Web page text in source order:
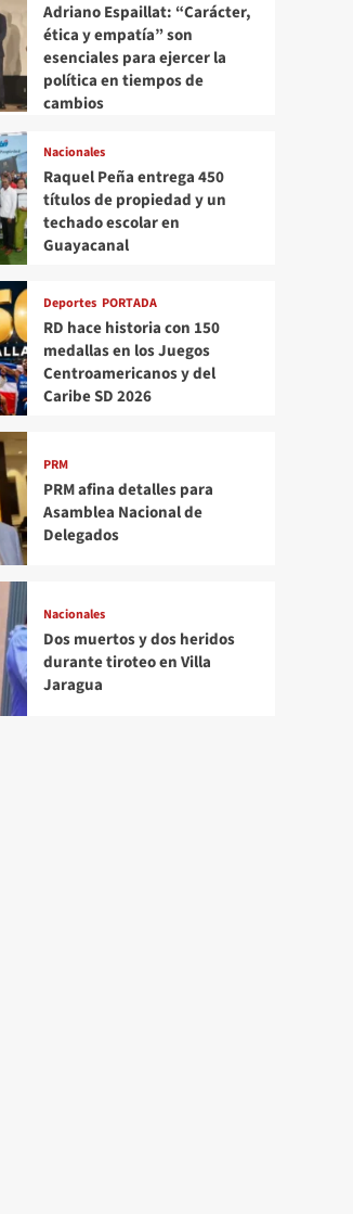
Adriano Espaillat: “Carácter,
ética y empatía” son
esenciales para ejercer la
política en tiempos de
cambios
Nacionales
Raquel Peña entrega 450
títulos de propiedad y un
techado escolar en
Guayacanal
Deportes PORTADA
RD hace historia con 150
medallas en los Juegos
Centroamericanos y del
Caribe SD 2026
PRM
PRM afina detalles para
Asamblea Nacional de
Delegados
Nacionales
Dos muertos y dos heridos
durante tiroteo en Villa
Jaragua